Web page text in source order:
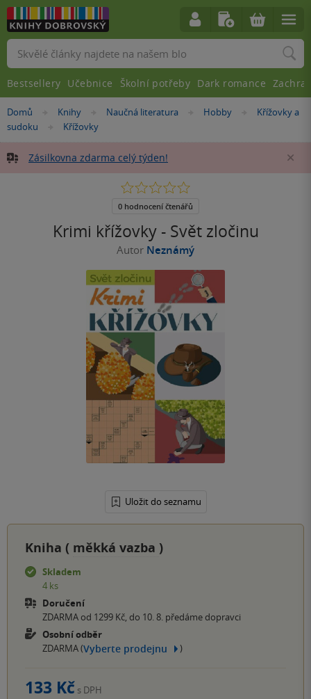
Nacházíte
se
Domů »
Knihy »Naučná literatura »Hobby »
Křížovky a
sudoku
»
Křížovky
Zásilkovna zdarma celý týden!
Krimi křížovky - Svět zločinu
Autor Neznámý
Uložit do seznamu
0.0
5
0 hodnocení čtenářů
Kniha ( měkká vazba )
Skladem
4 ks
Doručení
ZDARMA od 1299 Kč, do 10. 8. předáme dopravci
Osobní odběr
ZDARMA (Vyberte prodejnu )
133 Kč s DPH
Vyhledávání
Bestsellery Učebnice Školní potřeby Dark romance